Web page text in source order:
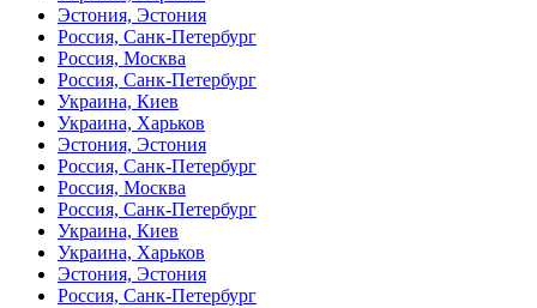
Эстония, Эстония
Россия, Санк-Петербург
Россия, Москва
Россия, Санк-Петербург
Украина, Киев
Украина, Харьков
Эстония, Эстония
Россия, Санк-Петербург
Россия, Москва
Россия, Санк-Петербург
Украина, Киев
Украина, Харьков
Эстония, Эстония
Россия, Санк-Петербург